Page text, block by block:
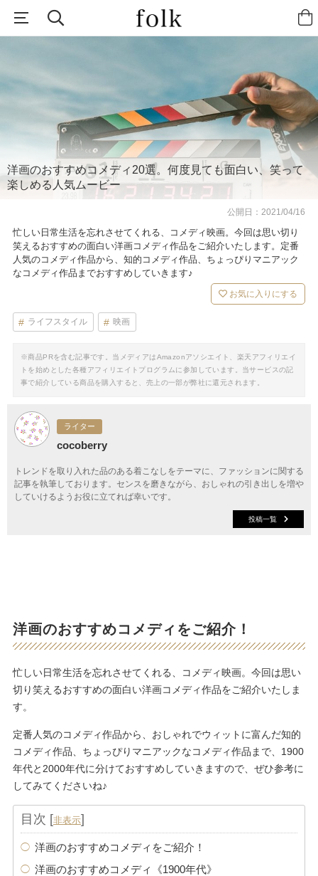
洋画のおすすめコメディ20選。何度見ても面白い、笑って
楽しめる人気ムービー
公開日：2021/04/16
忙しい日常生活を忘れさせてくれる、コメディ映画。今回は思い切り
笑えるおすすめの面白い洋画コメディ作品をご紹介いたします。定番
人気のコメディ作品から、知的コメディ作品、ちょっぴりマニアック
なコメディ作品までおすすめしていきます♪
お気に入りにする
ライフスタイル 映画
※商品PRを含む記事です。当メディアはAmazonアソシエイト、楽天アフィリエイ
トを始めとした各種アフィリエイトプログラムに参加しています。当サービスの記
事で紹介している商品を購入すると、売上の一部が弊社に還元されます。
ライター
cocoberry
トレンドを取り入れた品のある着こなしをテーマに、ファッションに関する
記事を執筆しております。センスを磨きながら、おしゃれの引き出しを増や
していけるようお役に立てれば幸いです。
投稿一覧
洋画のおすすめコメディをご紹介！
忙しい日常生活を忘れさせてくれる、コメディ映画。今回は思い
切り笑えるおすすめの面白い洋画コメディ作品をご紹介いたしま
す。
定番人気のコメディ作品から、おしゃれでウィットに富んだ知的
コメディ作品、ちょっぴりマニアックなコメディ作品まで、1900
年代と2000年代に分けておすすめしていきますので、ぜひ参考に
してみてくださいね♪
目次 [非表示]
洋画のおすすめコメディをご紹介！
洋画のおすすめコメディ《1900年代》